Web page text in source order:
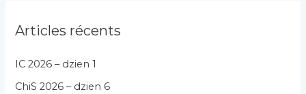
Articles récents
IC 2026 – dzien 1
ChiS 2026 – dzien 6